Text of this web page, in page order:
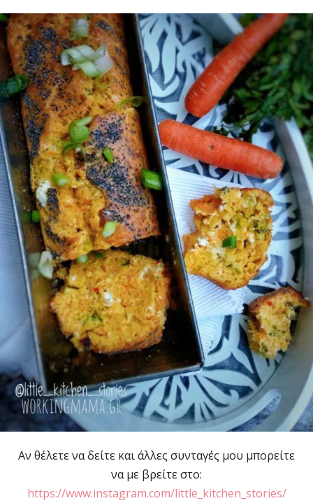
Αν θέλετε να δείτε και άλλες συνταγές μου μπορείτε
να με βρείτε στο:
https://www.instagram.com/little_kitchen_stories/